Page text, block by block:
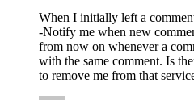
When I initially left a
-Notify me when new
from now on whenever a
with the same comment. Is
to remove me from that